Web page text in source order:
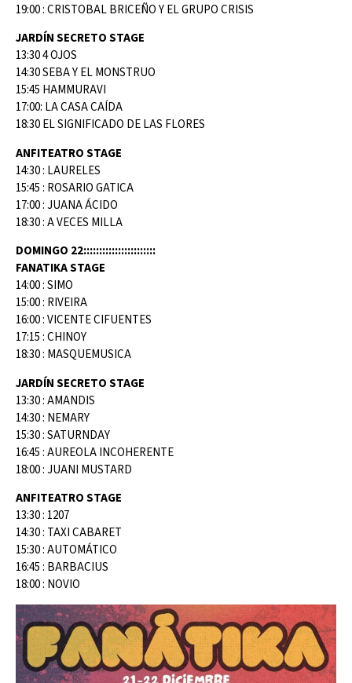
19:00 : CRISTOBAL BRICEÑO Y EL GRUPO CRISIS
JARDÍN SECRETO STAGE
13:30 4 OJOS
14:30 SEBA Y EL MONSTRUO
15:45 HAMMURAVI
17:00: LA CASA CAÍDA
18:30 EL SIGNIFICADO DE LAS FLORES
ANFITEATRO STAGE
14:30 : LAURELES
15:45 : ROSARIO GATICA
17:00 : JUANA ÁCIDO
18:30 : A VECES MILLA
DOMINGO 22:::::::::::::::::::::::
FANATIKA STAGE
14:00 : SIMO
15:00 : RIVEIRA
16:00 : VICENTE CIFUENTES
17:15 : CHINOY
18:30 : MASQUEMUSICA
JARDÍN SECRETO STAGE
13:30 : AMANDIS
14:30 : NEMARY
15:30 : SATURNDAY
16:45 : AUREOLA INCOHERENTE
18:00 : JUANI MUSTARD
ANFITEATRO STAGE
13:30 : 1207
14:30 : TAXI CABARET
15:30 : AUTOMÁTICO
16:45 : BARBACIUS
18:00 : NOVIO